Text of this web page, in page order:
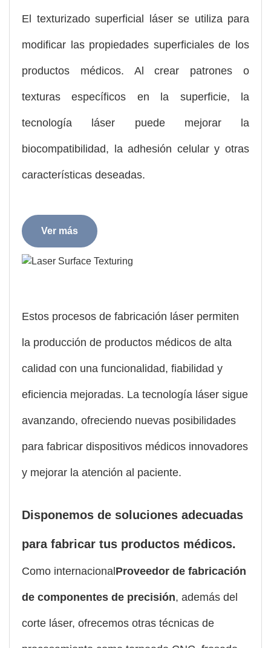
El texturizado superficial láser se utiliza para
modificar las propiedades superficiales de los
productos médicos. Al crear patrones o
texturas específicos en la superficie, la
tecnología láser puede mejorar la
biocompatibilidad, la adhesión celular y otras
características deseadas.
Ver más
Estos procesos de fabricación láser permiten
la producción de productos médicos de alta
calidad con una funcionalidad, fiabilidad y
eficiencia mejoradas. La tecnología láser sigue
avanzando, ofreciendo nuevas posibilidades
para fabricar dispositivos médicos innovadores
y mejorar la atención al paciente.
Disponemos de soluciones adecuadas
para fabricar tus productos médicos.
Como internacionalProveedor de fabricación
de componentes de precisión, además del
corte láser, ofrecemos otras técnicas de